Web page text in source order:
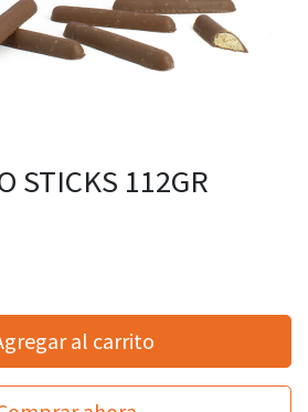
STICKS 112GR
al carrito